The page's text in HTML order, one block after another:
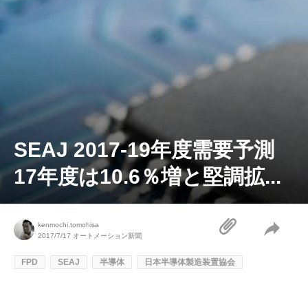
SEAJ 2017-19年度需要予測
17年度は10.6％増と堅調拡...
kenmochi.tomohisa
2017/7/17 オートメーション新聞
FPD SEAJ 半導体 日本半導体製造装置協会